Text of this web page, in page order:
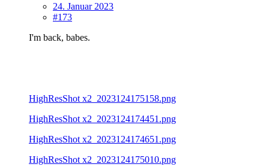
24. Januar 2023
#173
I'm back, babes.
HighResShot x2_2023124175158.png
HighResShot x2_2023124174451.png
HighResShot x2_2023124174651.png
HighResShot x2_2023124175010.png